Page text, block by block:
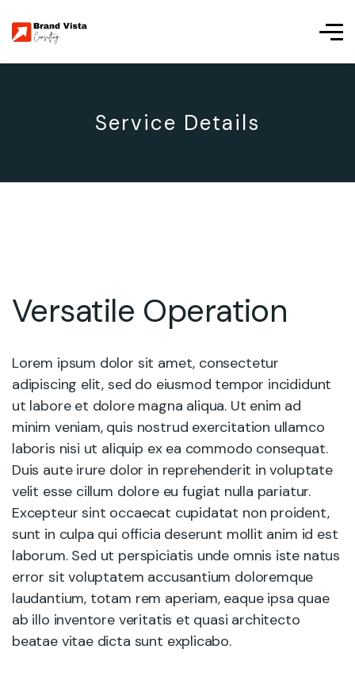
Service Details
Versatile Operation
Lorem ipsum dolor sit amet, consectetur
adipiscing elit, sed do eiusmod tempor incididunt
ut labore et dolore magna aliqua. Ut enim ad
minim veniam, quis nostrud exercitation ullamco
laboris nisi ut aliquip ex ea commodo consequat.
Duis aute irure dolor in reprehenderit in voluptate
velit esse cillum dolore eu fugiat nulla pariatur.
Excepteur sint occaecat cupidatat non proident,
sunt in culpa qui officia deserunt mollit anim id est
laborum. Sed ut perspiciatis unde omnis iste natus
error sit voluptatem accusantium doloremque
laudantium, totam rem aperiam, eaque ipsa quae
ab illo inventore veritatis et quasi architecto
beatae vitae dicta sunt explicabo.